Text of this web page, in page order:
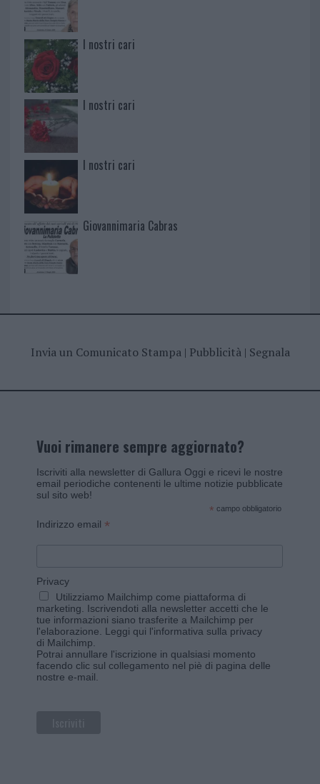
I nostri cari
I nostri cari
I nostri cari
Giovannimaria Cabras
Invia un Comunicato Stampa| Pubblicità| Segnala
Vuoi rimanere sempre aggiornato?
Iscriviti alla newsletter di Gallura Oggi e ricevi le nostre
email periodiche contenenti le ultime notizie pubblicate
sul sito web!
* campo obbligatorio
Indirizzo email *
Privacy
Utilizziamo Mailchimp come piattaforma di
marketing. Iscrivendoti alla newsletter accetti che le
tue informazioni siano trasferite a Mailchimp per
l'elaborazione. Leggi qui l'informativa sulla privacy
di Mailchimp
Potrai annullare l'iscrizione in qualsiasi momento
facendo clic sul collegamento nel piè di pagina delle
nostre e-mail.